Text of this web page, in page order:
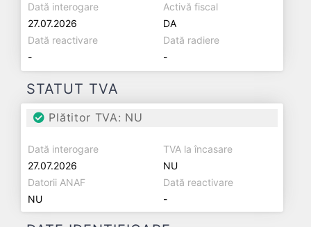
Dată interogare
27.07.2026
Activă fiscal
DA
Dată reactivare
-
Dată radiere
-
STATUT TVA
Plătitor TVA: NU
Dată interogare
27.07.2026
TVA la încasare
NU
Datorii ANAF
NU
Dată reactivare
-